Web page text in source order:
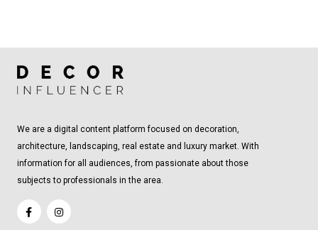
We are a digital content platform focused on decoration,
architecture, landscaping, real estate and luxury market. With
information for all audiences, from passionate about those
subjects to professionals in the area.